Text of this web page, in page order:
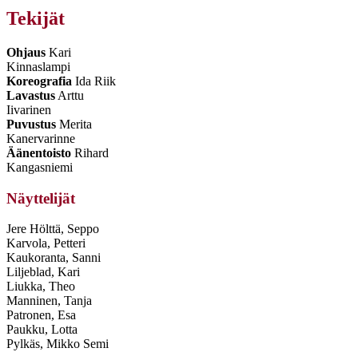
Tekijät
Ohjaus Kari
Kinnaslampi
Koreografia Ida Riik
Lavastus Arttu
Iivarinen
Puvustus Merita
Kanervarinne
Äänentoisto Rihard
Kangasniemi
Näyttelijät
Jere Hölttä, Seppo
Karvola, Petteri
Kaukoranta, Sanni
Liljeblad, Kari
Liukka, Theo
Manninen, Tanja
Patronen, Esa
Paukku, Lotta
Pylkäs, Mikko Semi